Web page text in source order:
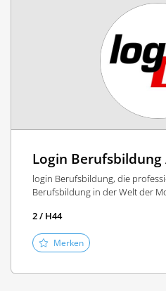
Login Berufsbildung
login Berufsbildung, die
Berufsbildung in der Welt der
2 / H44
Merken